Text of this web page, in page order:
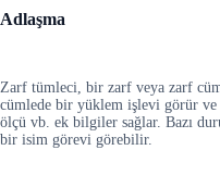
Adlaşma
Zarf tümleci, bir zarf veya zarf
cümlede bir yüklem işlevi görür ve
ölçü vb. ek bilgiler sağlar. Bazı
bir isim görevi görebilir.